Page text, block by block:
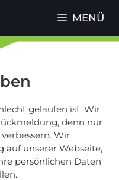
MENÜ
gelaufen ist. Wir
denn nur
Wir
auf unserer Webseite,
persönlichen Daten